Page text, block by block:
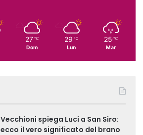
27 ℃
Dom
29 ℃
Lun
25 ℃
Mar
Vecchioni spiega Luci a San Siro:
ecco il vero significato del brano